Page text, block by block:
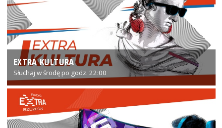
EXTRA KULTURA
Słuchaj w środę po godz. 22:00